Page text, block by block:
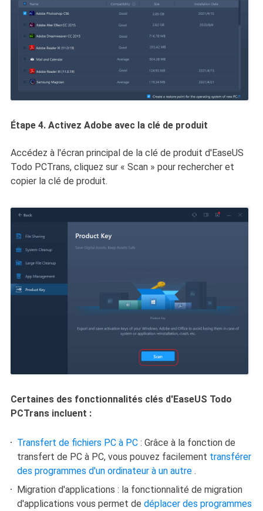
Étape 4. Activez Adobe avec la clé de produit
Accédez à l'écran principal de la clé de produit d'EaseUS
Todo PCTrans, cliquez sur « Scan » pour rechercher et
copier la clé de produit.
Certaines des fonctionnalités clés d'EaseUS Todo
PCTrans incluent :
Transfert de fichiers PC à PC : Grâce à la fonction de
transfert de PC à PC, vous pouvez facilement transférer
des programmes d'un ordinateur à un autre .
Migration d'applications : la fonctionnalité de migration
d'applications vous permet dedéplacer des programmes